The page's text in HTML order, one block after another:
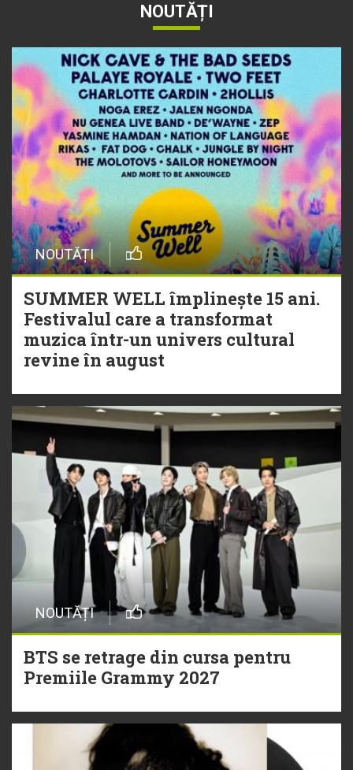
NOUTĂȚI
NOUTĂȚI
SUMMER WELL împlinește 15 ani.
Festivalul care a transformat
muzica într-un univers cultural
revine în august
NOUTĂȚI
BTS se retrage din cursa pentru
Premiile Grammy 2027